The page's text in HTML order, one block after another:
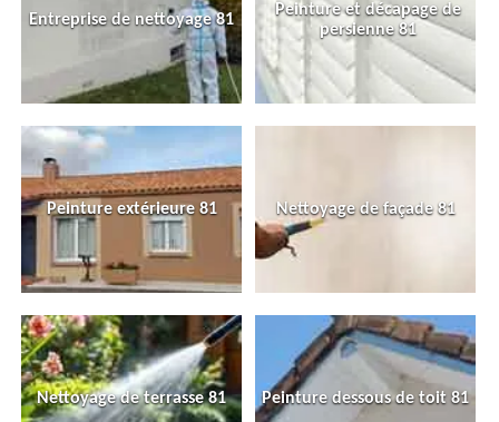
Entreprise de nettoyage 81
Peinture et décapage de
persienne 81
Peinture extérieure 81 Nettoyage de façade 81
Nettoyage de terrasse 81 Peinture dessous de toit 81